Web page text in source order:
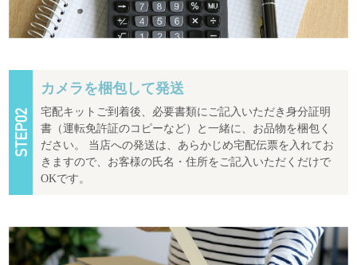
カメラを梱包して発送
宅配キットご到着後、必要書類にご記入いただき身分証明
書（運転免許証のコピーなど）と一緒に、お品物を梱包く
ださい。 当店への発送は、あらかじめ宅配伝票を入れてお
きますので、お客様の氏名・住所をご記入いただくだけで
OKです。